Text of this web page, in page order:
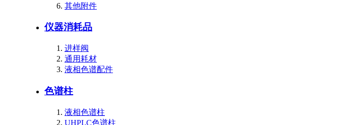
其他附件
仪器消耗品
进样阀
通用耗材
液相色谱配件
色谱柱
液相色谱柱
UHPLC色谱柱